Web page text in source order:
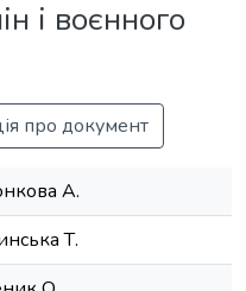
і воєнного
про документ
А.
Т.